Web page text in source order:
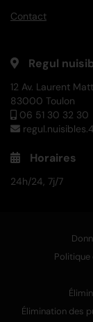
Contact
Regul
12 Av. Laurent
83000 Toulon
06 51 30 32 30
Horaires
24h/24, 7j/7
Élimination des